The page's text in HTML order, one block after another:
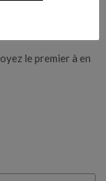
le premier à en